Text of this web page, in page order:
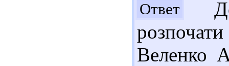
Ответ
Веленко